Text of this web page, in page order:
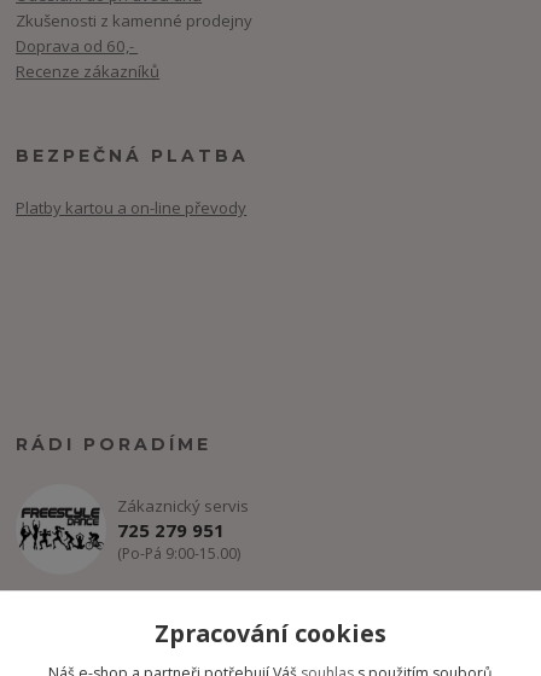
Zkušenosti z kamenné prodejny
Doprava od 60,-
Recenze zákazníků
BEZPEČNÁ PLATBA
Platby kartou a on-line převody
RÁDI PORADÍME
Zákaznický servis
725 279 951
(Po-Pá 9:00-15.00)
Zpracování cookies